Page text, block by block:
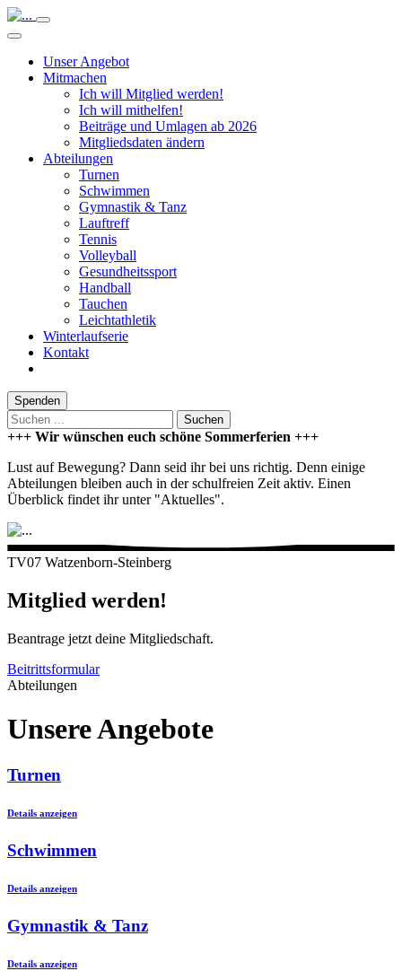
Unser Angebot
Mitmachen
Ich will Mitglied werden!
Ich will mithelfen!
Beiträge und Umlagen ab 2026
Mitgliedsdaten ändern
Abteilungen
Turnen
Schwimmen
Gymnastik & Tanz
Lauftreff
Tennis
Volleyball
Gesundheitssport
Handball
Tauchen
Leichtathletik
Winterlaufserie
Kontakt
Spenden
Suchen
+++ Wir wünschen euch schöne Sommerferien +++
Lust auf Bewegung? Dann seid ihr bei uns richtig. Denn einige
Abteilungen bleiben auch in der schulfreien Zeit aktiv. Einen
Überblick findet ihr unter "Aktuelles".
TV07 Watzenborn-Steinberg
Mitglied werden!
Beantrage jetzt deine Mitgliedschaft.
Beitrittsformular
Abteilungen
Unsere Angebote
Turnen
Details anzeigen
Schwimmen
Details anzeigen
Gymnastik & Tanz
Details anzeigen